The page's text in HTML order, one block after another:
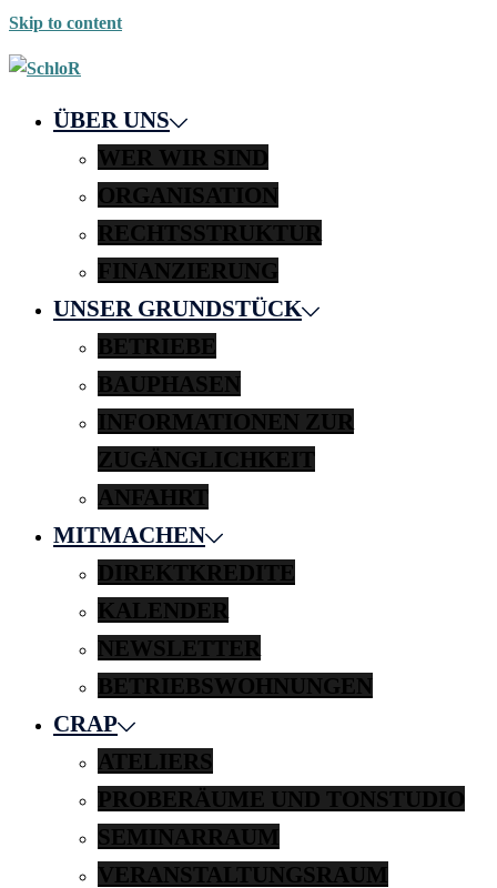
Skip to content
ÜBER UNS
WER WIR SIND
ORGANISATION
RECHTSSTRUKTUR
FINANZIERUNG
UNSER GRUNDSTÜCK
BETRIEBE
BAUPHASEN
INFORMATIONEN ZUR
ZUGÄNGLICHKEIT
ANFAHRT
MITMACHEN
DIREKTKREDITE
KALENDER
NEWSLETTER
BETRIEBSWOHNUNGEN
CRAP
ATELIERS
PROBERÄUME UND TONSTUDIO
SEMINARRAUM
VERANSTALTUNGSRAUM